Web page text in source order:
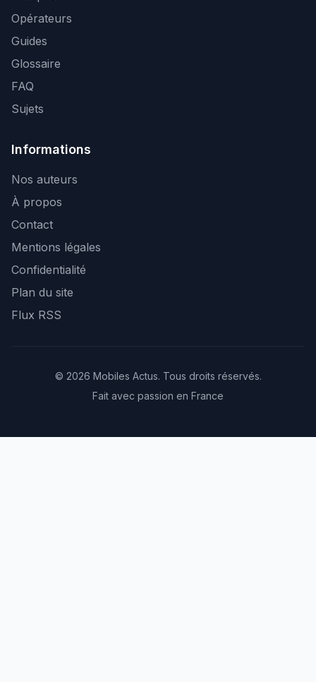
Opérateurs
Guides
Glossaire
FAQ
Sujets
Informations
Nos auteurs
À propos
Contact
Mentions légales
Confidentialité
Plan du site
Flux RSS
© 2026 Mobiles Actus. Tous droits réservés.
Fait avec passion en France